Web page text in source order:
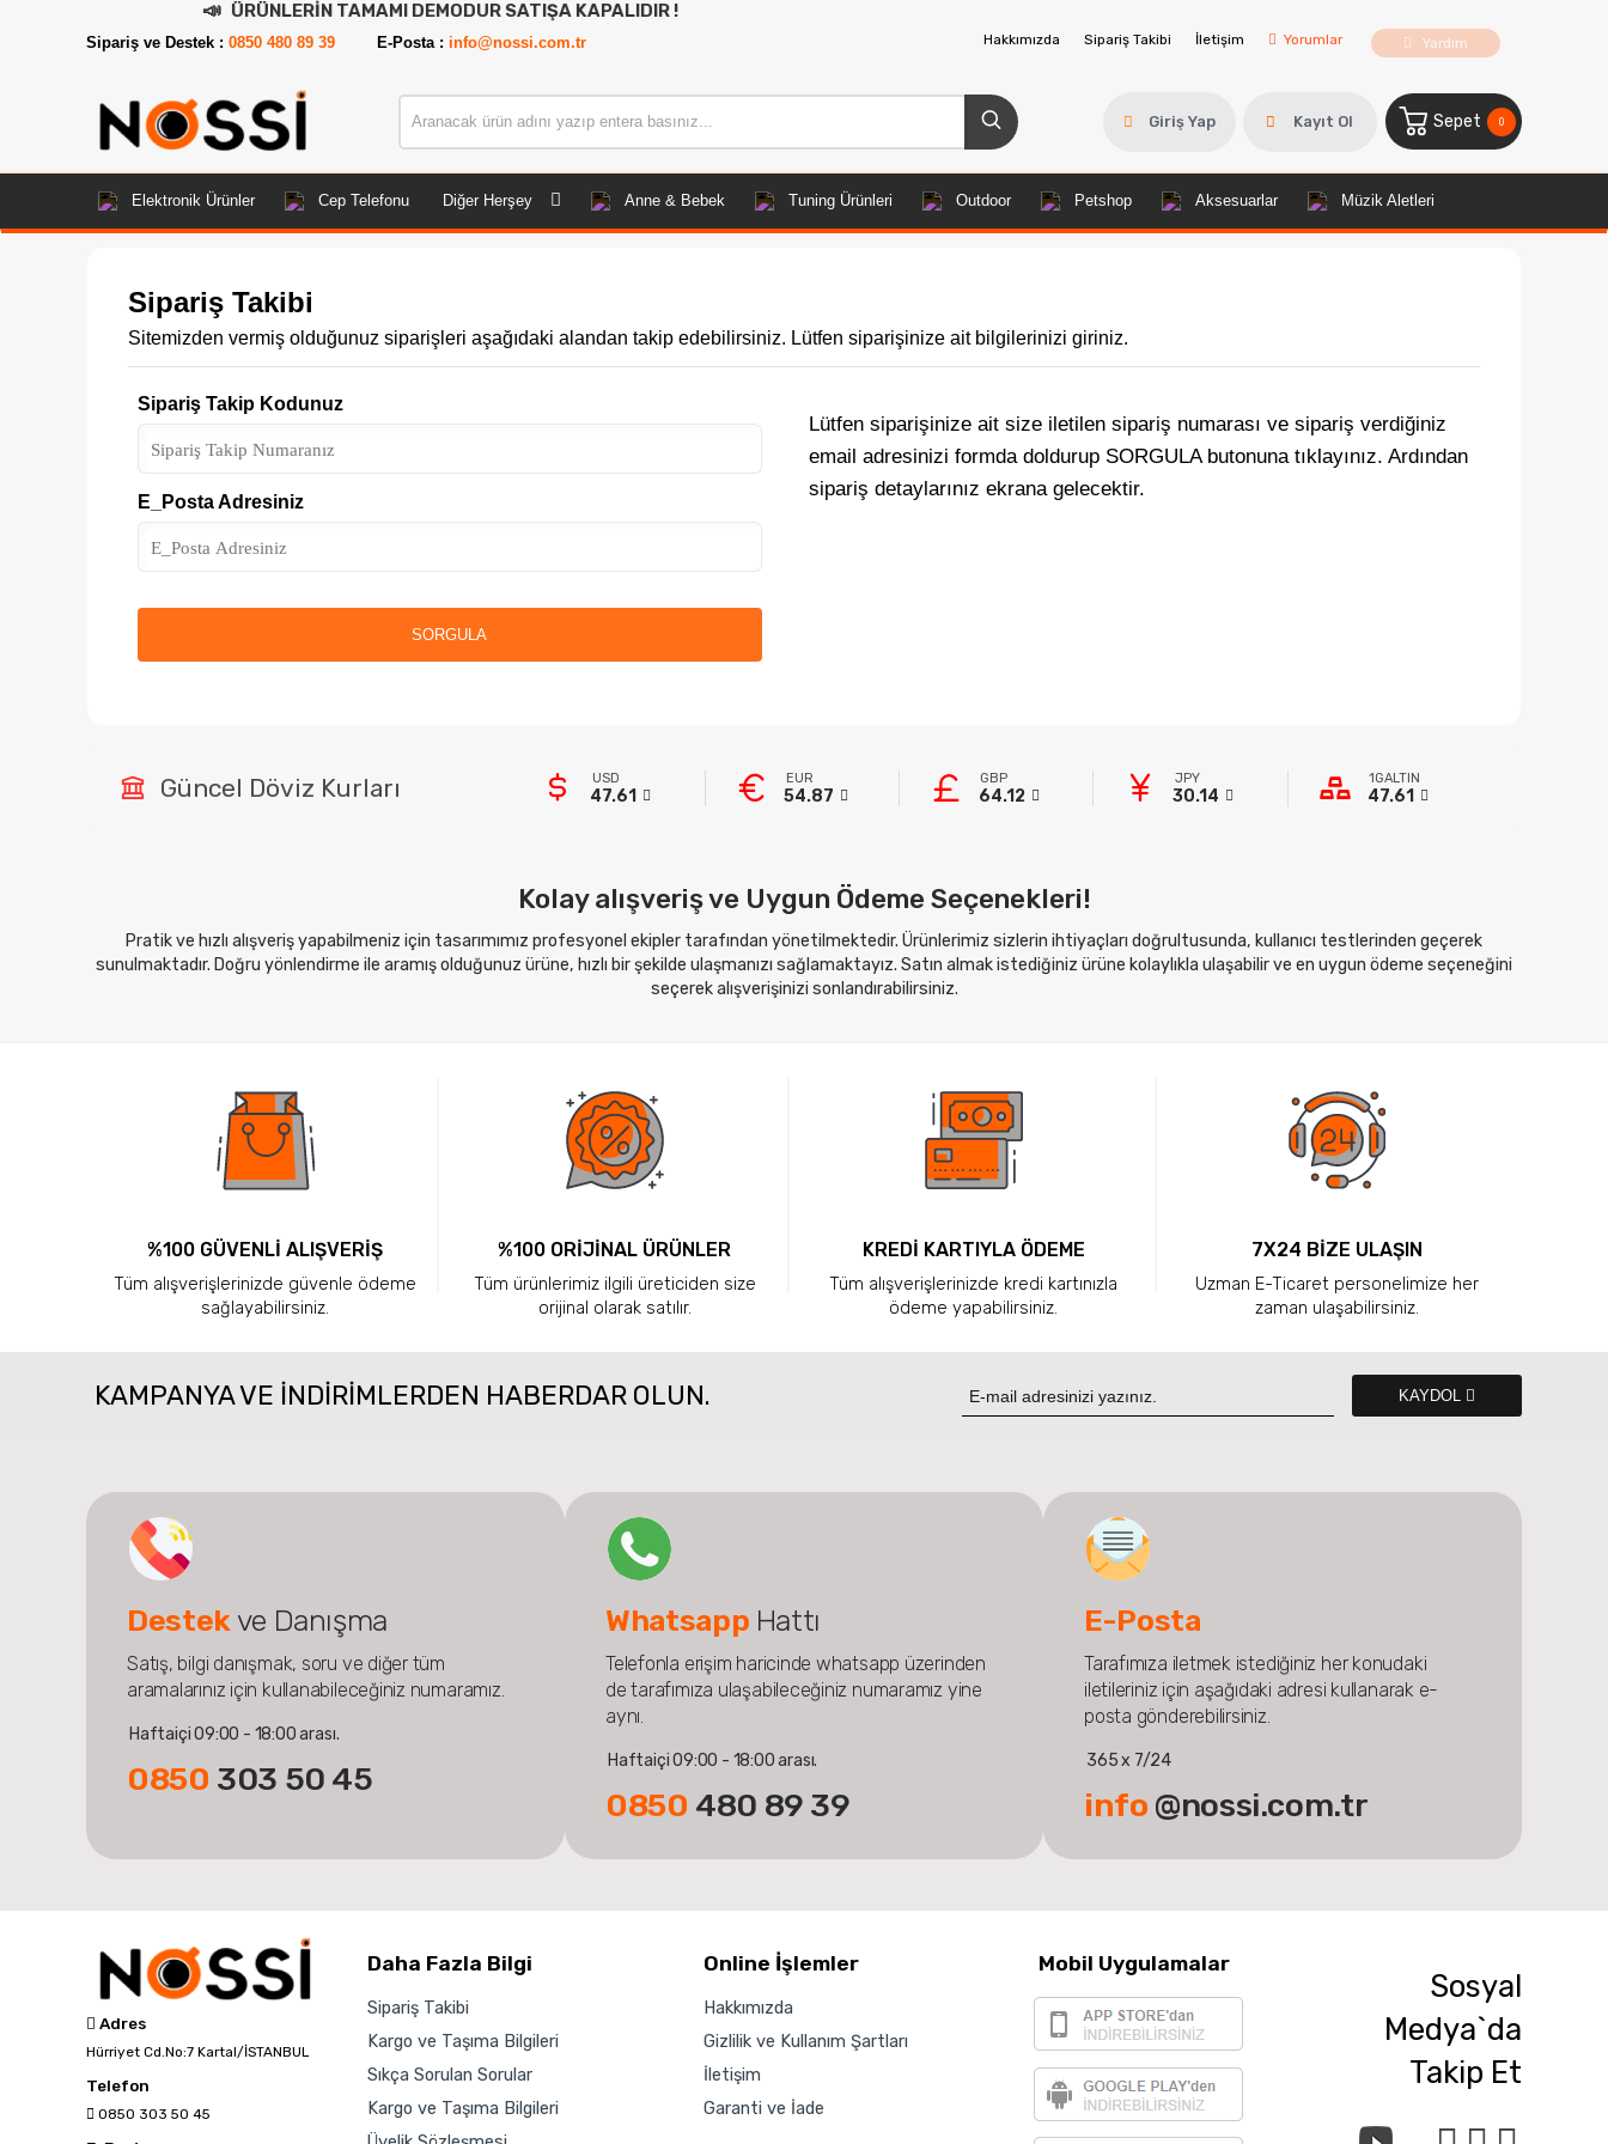
ÜRÜNLERİN TAMAMI DEMODUR SATIŞA KAPALIDIR !
Sipariş ve Destek : 0850 480 89 39 E-Posta :info@nossi.com.tr Hakkımızda Sipariş Takibi İletişim Yorumlar Yardım
Giriş Yap Kayıt Ol Sepet 0
Elektronik Ürünler Cep Telefonu Diğer Herşey Anne & Bebek Tuning Ürünleri Outdoor Petshop Aksesuarlar Müzik Aletleri
Sipariş Takibi
Sitemizden vermiş olduğunuz siparişleri aşağıdaki alandan takip edebilirsiniz. Lütfen siparişinize ait bilgilerinizi giriniz.
Sipariş Takip Kodunuz
E_Posta Adresiniz
SORGULA
Lütfen siparişinize ait size iletilen sipariş numarası ve sipariş verdiğiniz
email adresinizi formda doldurup SORGULA butonuna tıklayınız. Ardından
sipariş detaylarınız ekrana gelecektir.
Güncel Döviz Kurları USD
47.61
EUR
54.87
GBP
64.12
JPY
30.14
1GALTIN
47.61
Kolay alışveriş ve Uygun Ödeme Seçenekleri!
Pratik ve hızlı alışveriş yapabilmeniz için tasarımımız profesyonel ekipler tarafından yönetilmektedir. Ürünlerimiz sizlerin ihtiyaçları doğrultusunda, kullanıcı testlerinden geçerek
sunulmaktadır. Doğru yönlendirme ile aramış olduğunuz ürüne, hızlı bir şekilde ulaşmanızı sağlamaktayız. Satın almak istediğiniz ürüne kolaylıkla ulaşabilir ve en uygun ödeme seçeneğini
seçerek alışverişinizi sonlandırabilirsiniz.
%100 GÜVENLİ ALIŞVERİŞ
Tüm alışverişlerinizde güvenle ödeme
sağlayabilirsiniz.
%100 ORİJİNAL ÜRÜNLER
Tüm ürünlerimiz ilgili üreticiden size
orijinal olarak satılır.
KREDİ KARTIYLA ÖDEME
Tüm alışverişlerinizde kredi kartınızla
ödeme yapabilirsiniz.
7X24 BİZE ULAŞIN
Uzman E-Ticaret personelimize her
zaman ulaşabilirsiniz.
KAMPANYA VE INDIRIMLERDEN HABERDAR OLUN. KAYDOL
Destek ve Danışma
Satış, bilgi danışmak, soru ve diğer tüm
aramalarınız için kullanabileceğiniz numaramız.
Haftaiçi 09:00 - 18:00 arası.
0850 303 50 45
Whatsapp Hattı
Telefonla erişim haricinde whatsapp üzerinden
de tarafımıza ulaşabileceğiniz numaramız yine
aynı.
Haftaiçi 09:00 - 18:00 arası.
0850 480 89 39
E-Posta
Tarafımıza iletmek istediğiniz her konudaki
iletileriniz için aşağıdaki adresi kullanarak e-
posta gönderebilirsiniz.
365 x 7/24
info @nossi.com.tr
Adres
Hürriyet Cd.No:7 Kartal/İSTANBUL
Telefon
0850 303 50 45
Daha Fazla Bilgi
Sipariş Takibi
Kargo ve Taşıma Bilgileri
Sıkça Sorulan Sorular
Kargo ve Taşıma Bilgileri
Online İşlemler
Hakkımızda
Gizlilik ve Kullanım Şartları
İletişim
Garanti ve İade
Mobil Uygulamalar
Sosyal
Medya`da
Takip Et